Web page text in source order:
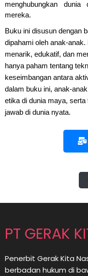
menghubungkan dunia
mereka.
Buku ini disusun dengan
dipahami oleh anak-
menarik, edukatif, dan
hanya paham tentang
keseimbangan antara
dalam buku ini, anak-
etika di dunia maya,
jawab di dunia nyata.
PT GERAK
Penerbit Gerak Kita
berbadan hukum di